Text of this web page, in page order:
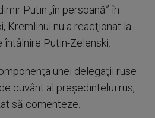
Putin „în persoană” în
Kremlinul nu a reacţionat la
Putin-Zelenski.
unei delegaţii ruse
cuvânt al preşedintelui rus,
să comenteze.